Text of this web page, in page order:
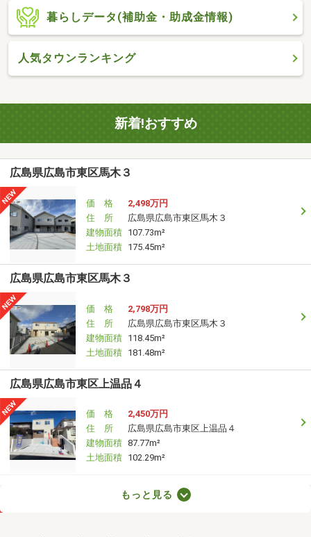
暮らしデータ(補助金・助成金情報)
人気タウンランキング
新着!おすすめ
広島県広島市東区馬木３
価 格
2,498万円
住 所
広島県広島市東区馬木３
建物面積 107.73m²
土地面積 175.45m²
広島県広島市東区馬木３
価 格
2,798万円
住 所
広島県広島市東区馬木３
建物面積 118.45m²
土地面積 181.48m²
広島県広島市東区上温品４
価 格
2,450万円
住 所
広島県広島市東区上温品４
建物面積 87.77m²
土地面積 102.29m²
広島県広島市東区中山新町３
もっと見る